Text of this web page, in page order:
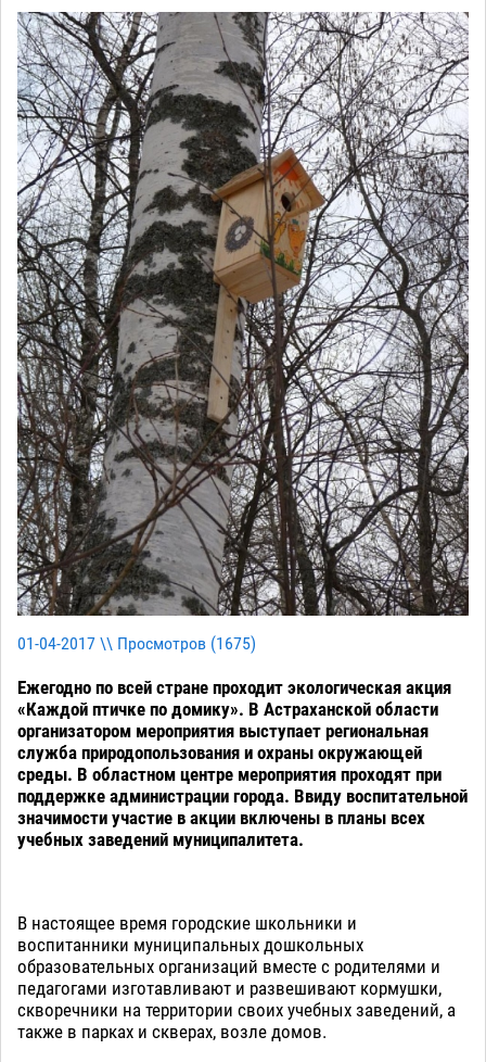
01-04-2017 \\ Просмотров (1675)
Ежегодно по всей стране проходит экологическая акция
«Каждой птичке по домику». В Астраханской области
организатором мероприятия выступает региональная
служба природопользования и охраны окружающей
среды. В областном центре мероприятия проходят при
поддержке администрации города. Ввиду воспитательной
значимости участие в акции включены в планы всех
учебных заведений муниципалитета.
В настоящее время городские школьники и
воспитанники муниципальных дошкольных
образовательных организаций вместе с родителями и
педагогами изготавливают и развешивают кормушки,
скворечники на территории своих учебных заведений, а
также в парках и скверах, возле домов.